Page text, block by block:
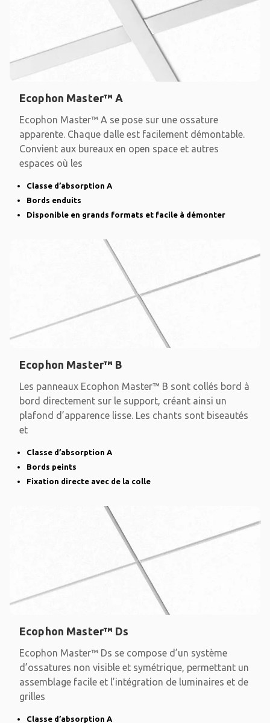
Ecophon Master™ A
Ecophon Master™ A se pose sur une ossature
apparente. Chaque dalle est facilement démontable.
Convient aux bureaux en open space et autres
espaces où les
Classe d’absorption A
Bords enduits
Disponible en grands formats et facile à démonter
Ecophon Master™ B
Les panneaux Ecophon Master™ B sont collés bord à
bord directement sur le support, créant ainsi un
plafond d’apparence lisse. Les chants sont biseautés
et
Classe d’absorption A
Bords peints
Fixation directe avec de la colle
Ecophon Master™ Ds
Ecophon Master™ Ds se compose d’un système
d’ossatures non visible et symétrique, permettant un
assemblage facile et l’intégration de luminaires et de
grilles
Classe d’absorption A